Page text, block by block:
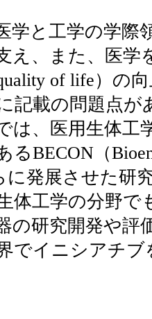
学と工学の学際
え、また、医学
of life）の
記載の問題点が
は、医用生体工
るBECON（
に発展させた研
体工学の分野で
の研究開発や評
でイニシアチブ